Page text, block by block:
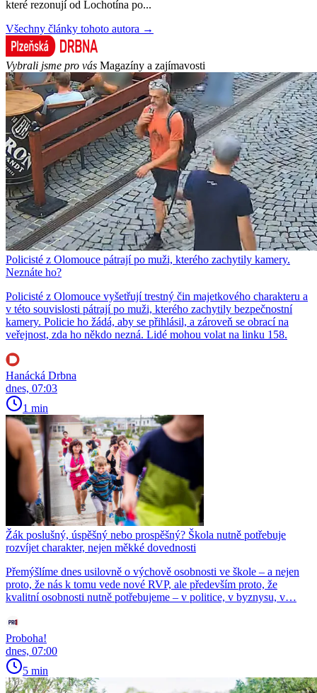
které rezonují od Lochotína po...
Všechny články tohoto autora →
Vybrali jsme pro vás Magazíny a zajímavosti
Policisté z Olomouce pátrají po muži, kterého zachytily kamery.
Neznáte ho?
Policisté z Olomouce vyšetřují trestný čin majetkového charakteru a
v této souvislosti pátrají po muži, kterého zachytily bezpečnostní
kamery. Policie ho žádá, aby se přihlásil, a zároveň se obrací na
veřejnost, zda ho někdo nezná. Lidé mohou volat na linku 158.
Hanácká Drbna
dnes, 07:03
1 min
Žák poslušný, úspěšný nebo prospěšný? Škola nutně potřebuje
rozvíjet charakter, nejen měkké dovednosti
Přemýšlíme dnes usilovně o výchově osobnosti ve škole – a nejen
proto, že nás k tomu vede nové RVP, ale především proto, že
kvalitní osobnosti nutně potřebujeme – v politice, v byznysu, v…
Proboha!
dnes, 07:00
5 min